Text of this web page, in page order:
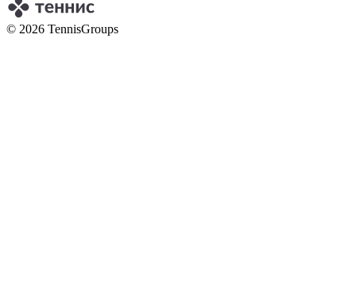
© 2026 TennisGroups